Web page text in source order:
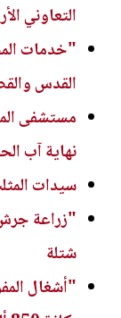
التعاوني
"خدمات
القدس
مستشفى
نهاية آب
سيدات
شتلة